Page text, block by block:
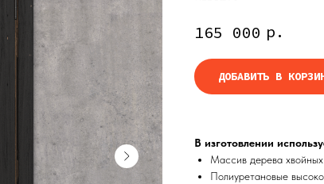
165 000 р.
ДОБАВИТЬ В
В изготовлении
Массив дерева
Полиуретановые